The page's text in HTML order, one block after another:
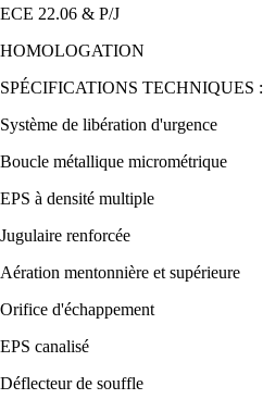
ECE 22.06 & P/J
HOMOLOGATION
SPÉCIFICATIONS TECHNIQUES :
Système de libération d'urgence
Boucle métallique micrométrique
EPS à densité multiple
Jugulaire renforcée
Aération mentonnière et supérieure
Orifice d'échappement
EPS canalisé
Déflecteur de souffle